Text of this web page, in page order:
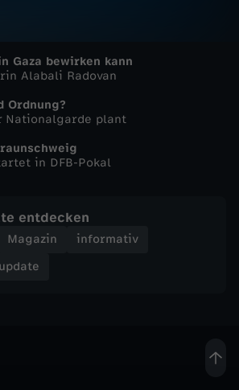
Gaza bewirken kann
Alabali Radovan
Ordnung?
Nationalgarde plant
in DFB-Pokal
entdecken
Magazin
informativ